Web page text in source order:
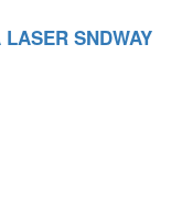
SNDWAY